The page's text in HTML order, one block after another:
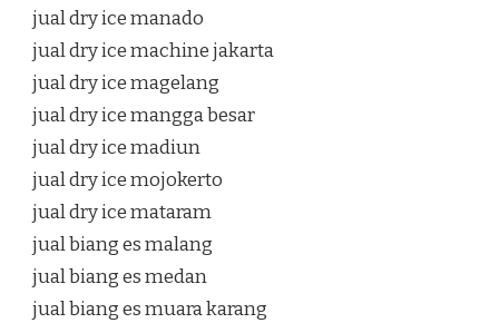
jual dry ice manado
jual dry ice machine jakarta
jual dry ice magelang
jual dry ice mangga besar
jual dry ice madiun
jual dry ice mojokerto
jual dry ice mataram
jual biang es malang
jual biang es medan
jual biang es muara karang